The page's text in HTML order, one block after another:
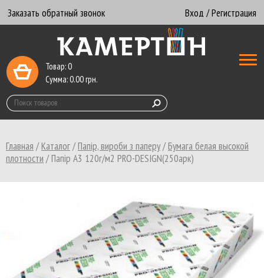
Заказать обратный звонок Вход / Регистрация
Товар:0
Сумма:0.00грн.
Главная /Каталог/Папір, вироби з паперу/Бумага белая высокой
плотности /Папiр А3 120г/м2 PRO-DESIGN(250арк)